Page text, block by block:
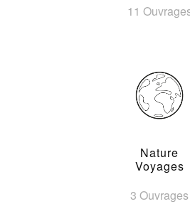
11
Nature
Voyages
3 Ouvrages